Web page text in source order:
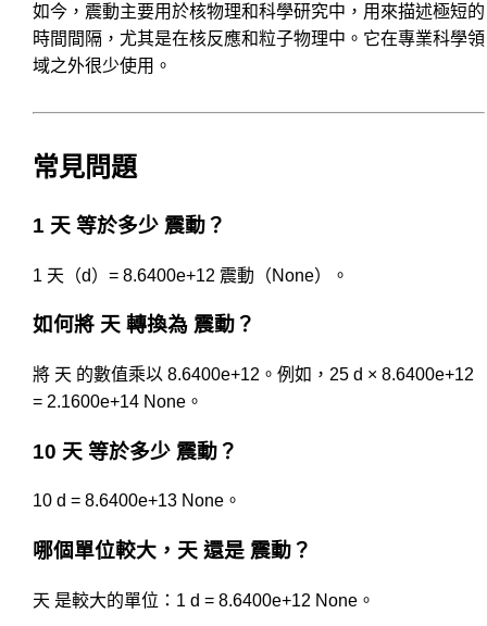
如今，震動主要用於核物理和科學研究中，用來描述極短的
時間間隔，尤其是在核反應和粒子物理中。它在專業科學領
域之外很少使用。
常見問題
1 天 等於多少 震動？
1 天（d）= 8.6400e+12 震動（None）。
如何將 天 轉換為 震動？
將 天 的數值乘以 8.6400e+12。例如，25 d × 8.6400e+12
= 2.1600e+14 None。
10 天 等於多少 震動？
10 d = 8.6400e+13 None。
哪個單位較大，天 還是 震動？
天 是較大的單位：1 d = 8.6400e+12 None。